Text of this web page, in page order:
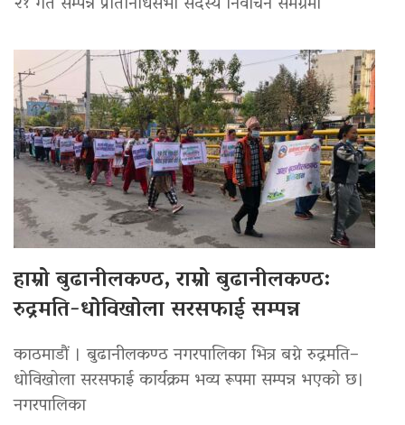
हाम्रो बुढानीलकण्ठ, राम्रो बुढानीलकण्ठ:
रुद्रमति-धोविखोला सरसफाई सम्पन्न
काठमाडौं । बुढानीलकण्ठ नगरपालिका भित्र बग्ने रुद्रमति–
धोविखोला सरसफाई कार्यक्रम भव्य रूपमा सम्पन्न भएको छ।
नगरपालिका